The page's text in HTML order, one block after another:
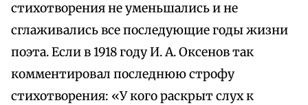
стихотворения не уменьшались и не
сглаживались все последующие годы жизни
поэта. Если в 1918 году И. А. Оксенов так
комментировал последнюю строфу
стихотворения: «У кого раскрыт слух к